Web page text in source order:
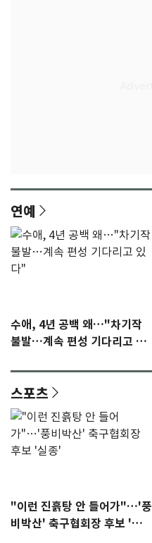
연예
수애, 4년 공백 왜…"차기작
불발…계속 편성 기다리고 있
스포츠
"이런 진흙탕 안 들어가"…'풍
비박산' 축구협회장 후보 '실